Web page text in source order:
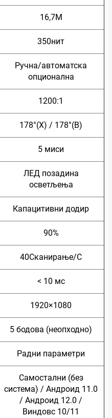
16,7М
350нит
Ручна/автоматска
опционална
1200:1
178°(Х) / 178°(В)
5 миси
ЛЕД позадина
осветљења
Капацитивни додир
90%
40Сканирање/С
< 10 мс
1920×1080
5 бодова (неопходно)
Радни параметри
Самостални (без
система) / Андроид 11.0
/ Андроид 12.0 /
Виндовс 10/11